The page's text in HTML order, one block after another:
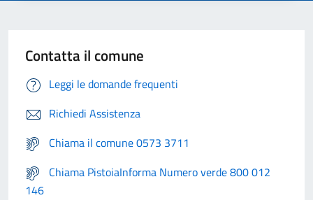
Contatta il comune
Leggi le domande frequenti
Richiedi Assistenza
Chiama il comune 0573 3711
Chiama PistoiaInforma Numero verde 800 012
146